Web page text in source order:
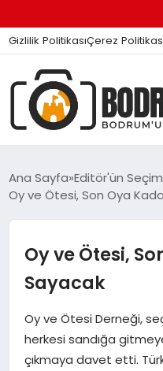
Gizlilik PolitikasıÇerez
BODRUM BODRUM
SIYASET
MAGAZIN
Ana Sayfa Editör'ün
Oy ve Ötesi, Son Oya
Oy ve Ötesi,
Sayacak
Oy ve Ötesi Derneği,
herkesi sandığa
çıkmaya davet etti.